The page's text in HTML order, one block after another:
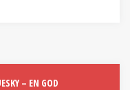
– EN GOD